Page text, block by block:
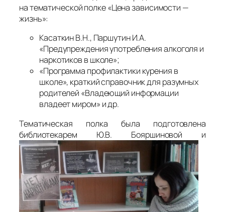
на тематической полке «Цена зависимости —
жизнь»:
Касаткин В.Н., Паршутин И.А.
«Предупреждения употребления алкоголя и
наркотиков в школе»;
«Программа профилактики курения в
школе», краткий справочник для разумных
родителей «Владеющий информации
владеет миром» и др.
Тематическая полка была подготовлена
библиотекарем Ю.В. Бояршиновой и